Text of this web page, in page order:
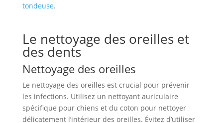
tondeuse.
Le nettoyage des oreilles et
des dents
Nettoyage des oreilles
Le nettoyage des oreilles est crucial pour prévenir
les infections. Utilisez un nettoyant auriculaire
spécifique pour chiens et du coton pour nettoyer
délicatement l’intérieur des oreilles. Évitez d’utiliser